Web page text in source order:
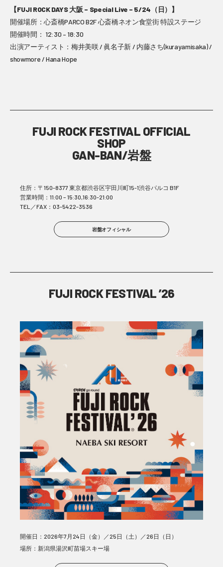
【FUJI ROCK DAYS 大阪 – Special Live – 5/24（日）】
開催場所：心斎橋PARCO B2F 心斎橋ネオン食堂街 特設ステージ
開催時間： 12:30 – 18:30
出演アーティスト：梅井美咲 / 眞名子新 / 内藤さち(kurayamisaka) /
showmore / Hana Hope
FUJI ROCK FESTIVAL OFFICIAL
SHOP
GAN-BAN/岩盤
住所：〒150-8377 東京都渋谷区宇田川町15-1渋谷パルコ B1F
営業時間：11:00 – 15:30,16:30-21:00
TEL／FAX：03-5422-3536
岩盤オフィシャル
FUJI ROCK FESTIVAL ’26
開催日：2026年7月24日（金）／25日（土）／26日（日）
場所：新潟県湯沢町苗場スキー場